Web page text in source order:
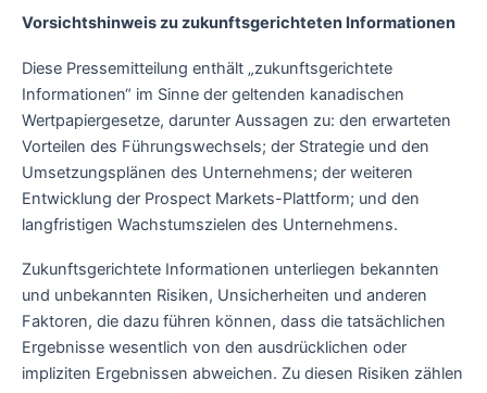
Vorsichtshinweis zu zukunftsgerichteten Informationen
Diese Pressemitteilung enthält „zukunftsgerichtete
Informationen“ im Sinne der geltenden kanadischen
Wertpapiergesetze, darunter Aussagen zu: den erwarteten
Vorteilen des Führungswechsels; der Strategie und den
Umsetzungsplänen des Unternehmens; der weiteren
Entwicklung der Prospect Markets-Plattform; und den
langfristigen Wachstumszielen des Unternehmens.
Zukunftsgerichtete Informationen unterliegen bekannten
und unbekannten Risiken, Unsicherheiten und anderen
Faktoren, die dazu führen können, dass die tatsächlichen
Ergebnisse wesentlich von den ausdrücklichen oder
impliziten Ergebnissen abweichen. Zu diesen Risiken zählen